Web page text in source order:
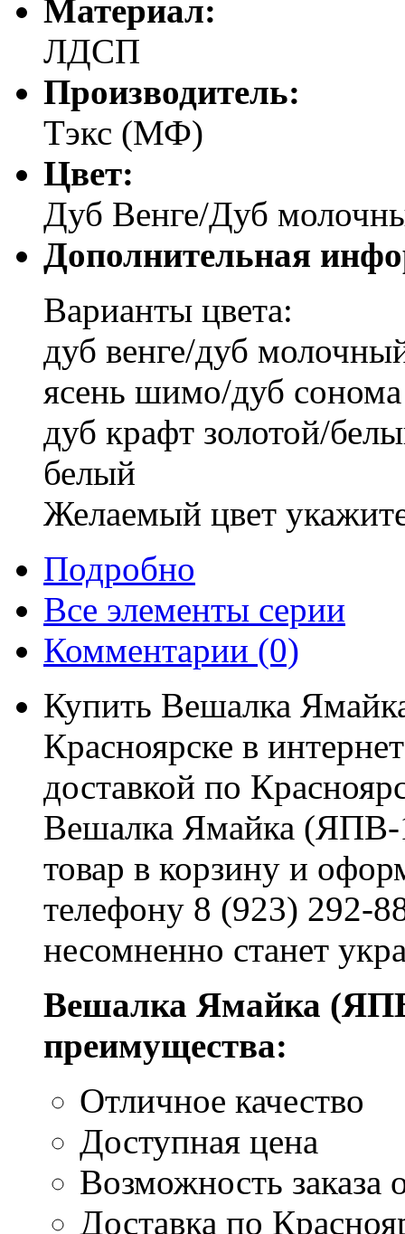
Материал:
ЛДСП
Производитель:
Тэкс (МФ)
Цвет:
Дуб Венге/Дуб
Дополнительная
Варианты цвета:
дуб венге/дуб
ясень шимо/дуб сонома
дуб крафт золотой/
белый
Желаемый цвет
Подробно
Все элементы серии
Комментарии (0)
Купить Вешалка
Красноярске в
доставкой по
Вешалка Ямайка (ЯПВ-
товар в корзину и
телефону 8 (923) 292-
несомненно станет
Вешалка Ямайка
преимущества:
Отличное качество
Доступная цена
Возможность заказа
Доставка по